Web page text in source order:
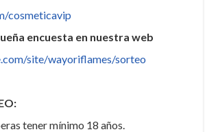
cosmeticavip
encuesta en nuestra web
site/wayoriflames/sorteo
tener mínimo 18 años.